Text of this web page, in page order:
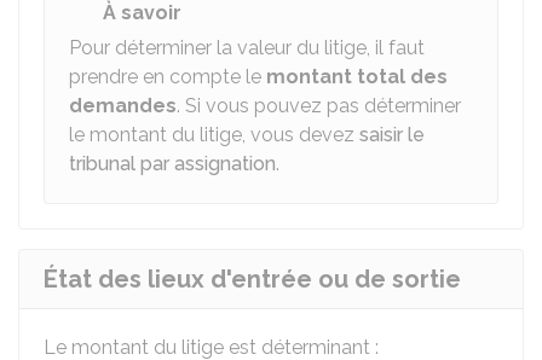
À savoir
Pour déterminer la valeur du litige, il faut
prendre en compte le montant total des
demandes. Si vous pouvez pas déterminer
le montant du litige, vous devez saisir le
tribunal par assignation.
État des lieux d'entrée ou de sortie
Le montant du litige est déterminant :